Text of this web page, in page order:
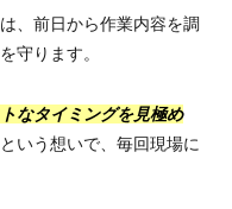
、前日から作業内容を調
守ります。
なタイミングを見極め
いう想いで、毎回現場に